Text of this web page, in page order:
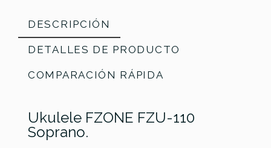
DESCRIPCIÓN
DETALLES DE PRODUCTO
COMPARACIÓN RÁPIDA
Ukulele FZONE FZU-110
Soprano.
Marca FZONE
ReferenciaUKULVARFZN010